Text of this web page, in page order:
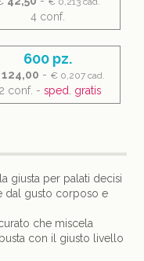
4 conf.
600 pz.
124,00 - € 0,207 cad.
conf. -sped. gratis
giusta per palati decisi
dal gusto corposo e
che miscela
con il giusto livello